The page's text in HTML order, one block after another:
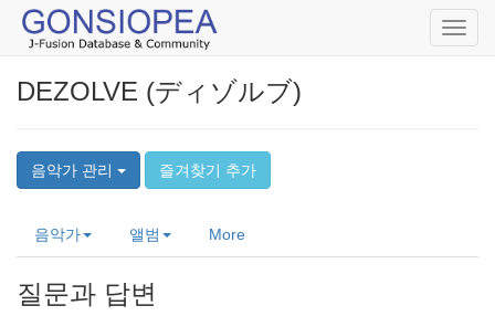
DEZOLVE (ディゾルブ)
음악가 관리 즐겨찾기 추가
음악가 앨범 More
질문과 답변